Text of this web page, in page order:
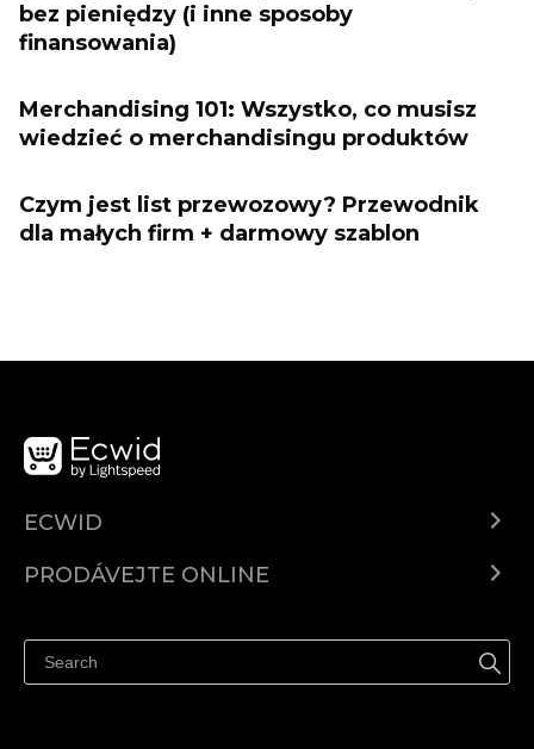
bez pieniędzy (i inne sposoby
finansowania)
Merchandising 101: Wszystko, co musisz
wiedzieć o merchandisingu produktów
Czym jest list przewozowy? Przewodnik
dla małych firm + darmowy szablon
ECWID
Ceny
PRODÁVEJTE ONLINE
Prodávejte na Facebooku
Prodávejte na Instagramu